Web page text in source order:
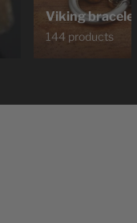
Viking
144 products